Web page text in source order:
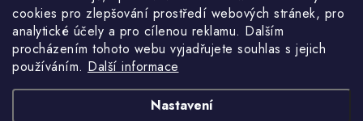
cookies pro zlepšování prostředí webových stránek, pro
analytické účely a pro cílenou reklamu. Dalším
procházením tohoto webu vyjadřujete souhlas s jejich
používáním. Další informace
Nastavení
Informace pro Vás
Ceník dopravy
Kontakty
Heuréka recenze